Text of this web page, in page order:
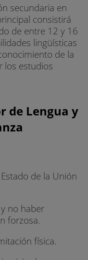
secundaria en
consistirá
de entre 12 y 16
lingüísticas
de la
los estudios
de Lengua y
de la Unión
no haber
forzosa.
física.